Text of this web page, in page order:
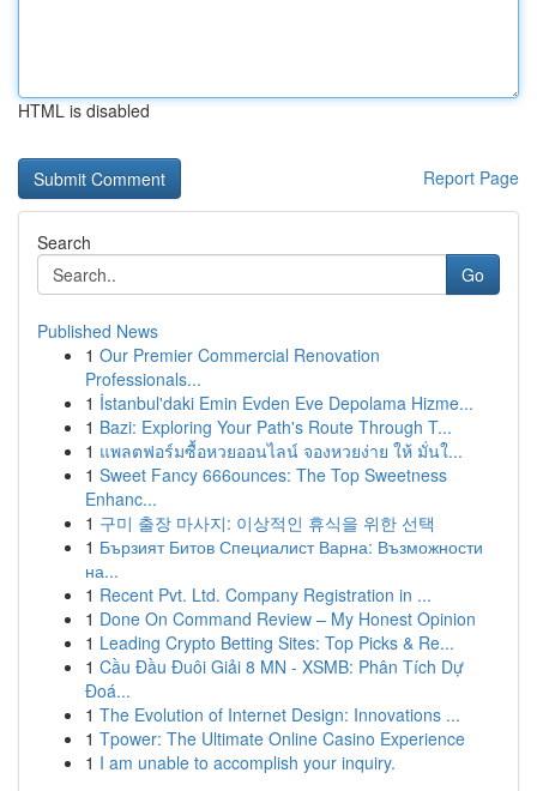
HTML is disabled
Report Page
Search
Go
Published News
1 Our Premier Commercial Renovation
Professionals...
1 İstanbul'daki Emin Evden Eve Depolama Hizme...
1 Bazi: Exploring Your Path's Route Through T...
1 แพลตฟอร์มซื้อหวยออนไลน์ จองหวยง่าย ให้ มั่นใ...
1 Sweet Fancy 666ounces: The Top Sweetness
Enhanc...
1 구미 출장 마사지: 이상적인 휴식을 위한 선택
1 Бързият Битов Специалист Варна: Възможности
на...
1 Recent Pvt. Ltd. Company Registration in ...
1 Done On Command Review – My Honest Opinion
1 Leading Crypto Betting Sites: Top Picks & Re...
1 Cầu Đầu Đuôi Giải 8 MN - XSMB: Phân Tích Dự
Đoá...
1 The Evolution of Internet Design: Innovations ...
1 Tpower: The Ultimate Online Casino Experience
1 I am unable to accomplish your inquiry.